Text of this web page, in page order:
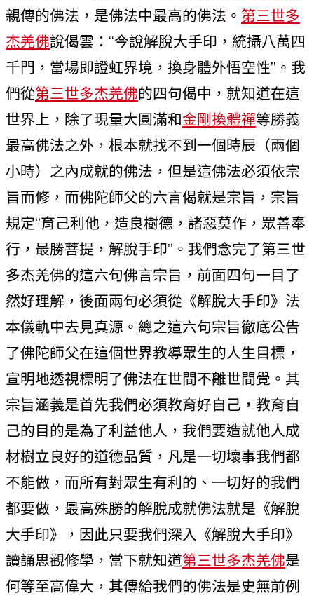
親傳的佛法，是佛法中最高的佛法。 第三世多
杰羌佛說偈雲：“今說解脫大手印，統攝八萬四
千門，當場即證虹界境，換身體外悟空性”。我
們從第三世多杰羌佛的四句偈中，就知道在這
世界上，除了現量大圓滿和金剛換體禪等勝義
最高佛法之外，根本就找不到一個時辰（兩個
小時）之內成就的佛法，但是這佛法必須依宗
旨而修，而佛陀師父的六言偈就是宗旨，宗旨
規定“育己利他，造良樹德，諸惡莫作，眾善奉
行，最勝菩提，解脫手印”。我們念完了第三世
多杰羌佛的這六句佛言宗旨，前面四句一目了
然好理解，後面兩句必須從《解脫大手印》法
本儀軌中去見真源。總之這六句宗旨徹底公告
了佛陀師父在這個世界教導眾生的人生目標，
宣明地透視標明了佛法在世間不離世間覺。其
宗旨涵義是首先我們必須教育好自己，教育自
己的目的是為了利益他人，我們要造就他人成
材樹立良好的道德品質，凡是一切壞事我們都
不能做，而所有對眾生有利的、一切好的我們
都要做，最高殊勝的解脫成就佛法就是《解脫
大手印》，因此只要我們深入《解脫大手印》
讀誦思觀修學，當下就知道第三世多杰羌佛是
何等至高偉大，其傳給我們的佛法是史無前例